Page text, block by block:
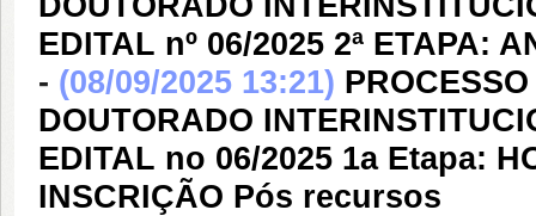
EDITAL nº 06/2025 2ª ETAPA:
- (08/09/2025 13:21)
DOUTORADO
EDITAL no 06/2025 1a Etapa:
INSCRIÇÃO Pós recursos